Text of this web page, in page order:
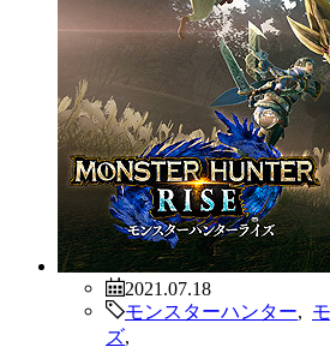
2021.07.18
モンスターハンター
ズ